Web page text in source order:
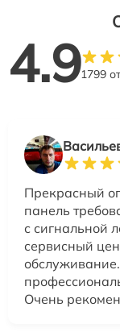
4.91799
Прекрасный
панель
с сигнальной
сервисный
Очень